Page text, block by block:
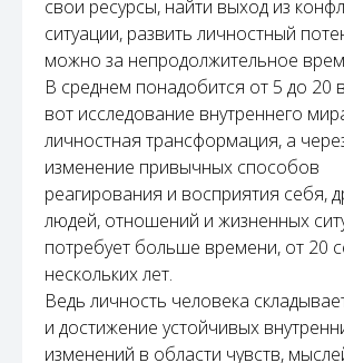
свои ресурсы, найти выход из
ситуации, развить личностный
можно за непродолжительное
В среднем понадобится от 5 до 20
вот исследование внутреннего
личностная трансформация, а
изменение привычных способов
реагирования и восприятия себя,
людей, отношений и жизненных
потребует больше времени, от 20
нескольких лет.
Ведь личность человека
и достижение устойчивых
изменений в области чувств,